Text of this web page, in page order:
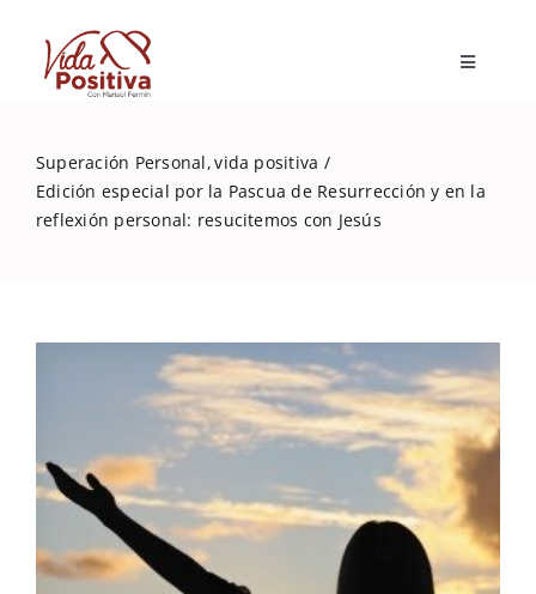
content
Toggle
Blog
Capacitaciones
Superación Personal vida positiva
Edición especial por la Pascua de Resurrección y en la
reflexión personal: resucitemos con Jesús